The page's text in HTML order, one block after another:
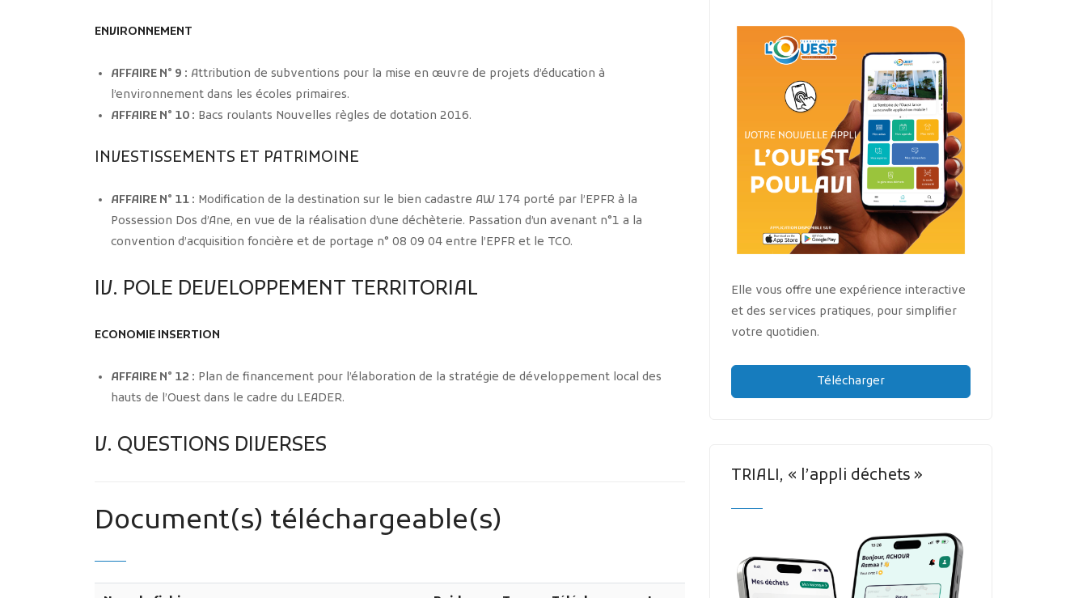
ENVIRONNEMENT
AFFAIRE N° 9 : Attribution de subventions pour la mise en œuvre de projets d’éducation à
l’environnement dans les écoles primaires.
AFFAIRE N° 10 : Bacs roulants Nouvelles règles de dotation 2016.
INVESTISSEMENTS ET PATRIMOINE
AFFAIRE N° 11 : Modification de la destination sur le bien cadastre AW 174 porté par l’EPFR à la
Possession Dos d’Ane, en vue de la réalisation d’une déchèterie. Passation d’un avenant n°1 a la
convention d’acquisition foncière et de portage n° 08 09 04 entre l’EPFR et le TCO.
IV. POLE DEVELOPPEMENT TERRITORIAL
ECONOMIE INSERTION
AFFAIRE N° 12 : Plan de financement pour l’élaboration de la stratégie de développement local des
hauts de l’Ouest dans le cadre du LEADER.
V. QUESTIONS DIVERSES
Document(s) téléchargeable(s)
Elle vous offre une expérience interactive
et des services pratiques, pour simplifier
votre quotidien.
Télécharger
TRIALI, « l’appli déchets »